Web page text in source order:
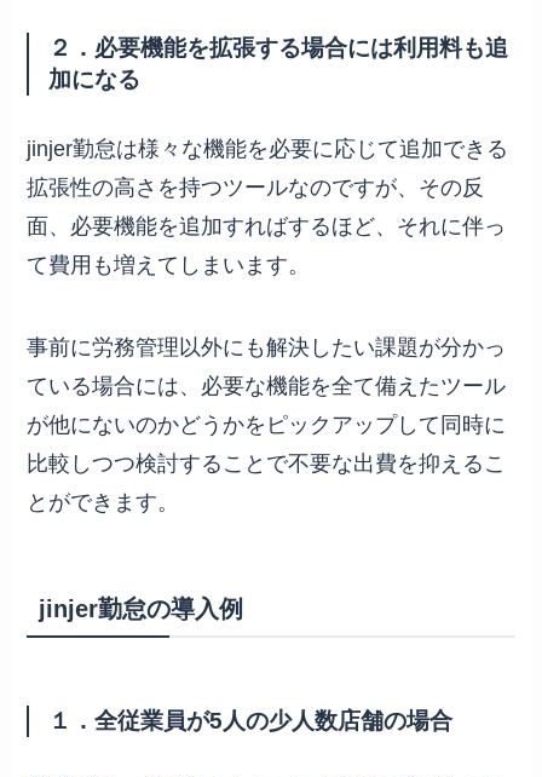
２．必要機能を拡張する場合には利用料も追
加になる
jinjer勤怠は様々な機能を必要に応じて追加できる
拡張性の高さを持つツールなのですが、その反
面、必要機能を追加すればするほど、それに伴っ
て費用も増えてしまいます。
事前に労務管理以外にも解決したい課題が分かっ
ている場合には、必要な機能を全て備えたツール
が他にないのかどうかをピックアップして同時に
比較しつつ検討することで不要な出費を抑えるこ
とができます。
jinjer勤怠の導入例
１．全従業員が5人の少人数店舗の場合